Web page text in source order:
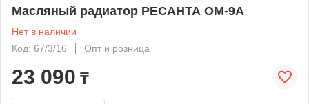
Масляный радиатор РЕСАНТА ОМ-9А
Нет в наличии
Код: 67/3/16
Опт и розница
23 090 ₸